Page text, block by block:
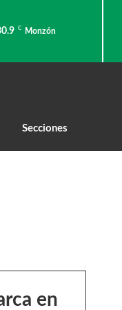
C Monzón
Secciones
en